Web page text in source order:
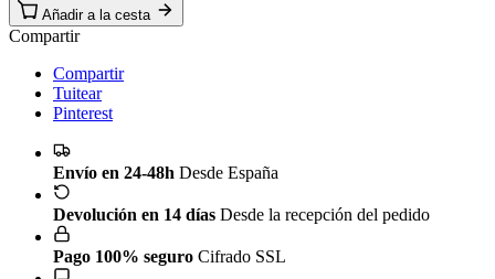
Añadir a la cesta
Compartir
Compartir
Tuitear
Pinterest
Envío en 24-48h Desde España
Devolución en 14 días Desde la recepción del pedido
Pago 100% seguro Cifrado SSL